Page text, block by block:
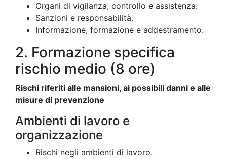
Organi di vigilanza, controllo e assistenza.
Sanzioni e responsabilità.
Informazione, formazione e addestramento.
2. Formazione specifica
rischio medio (8 ore)
Rischi riferiti alle mansioni, ai possibili danni e alle
misure di prevenzione
Ambienti di lavoro e
organizzazione
Rischi negli ambienti di lavoro.